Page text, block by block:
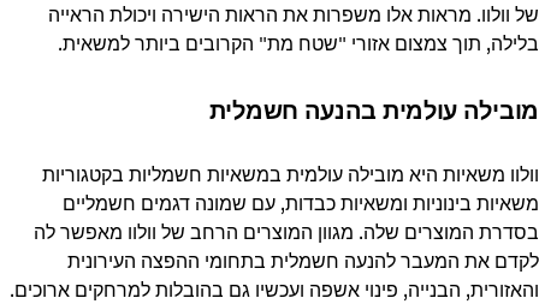
של וולוו. מראות אלו משפרות את הראות הישירה ויכולת הראייה
בלילה, תוך צמצום אזורי "שטח מת" הקרובים ביותר למשאית.
מובילה עולמית בהנעה חשמלית
וולוו משאיות היא מובילה עולמית במשאיות חשמליות בקטגוריות
משאיות בינוניות ומשאיות כבדות, עם שמונה דגמים חשמליים
בסדרת המוצרים שלה. מגוון המוצרים הרחב של וולוו מאפשר לה
לקדם את המעבר להנעה חשמלית בתחומי ההפצה העירונית
והאזורית, הבנייה, פינוי אשפה ועכשיו גם בהובלות למרחקים ארוכים.